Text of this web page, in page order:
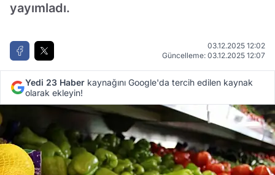
yayımladı.
03.12.2025 12:02
Güncelleme: 03.12.2025 12:07
Yedi 23 Haber kaynağını Google'da tercih edilen kaynak
olarak ekleyin!